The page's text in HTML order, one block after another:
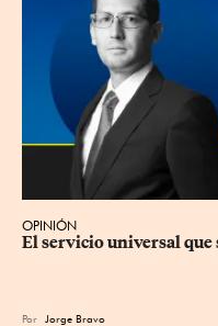
OPINIÓN
El servicio universal que
Por Jorge Bravo